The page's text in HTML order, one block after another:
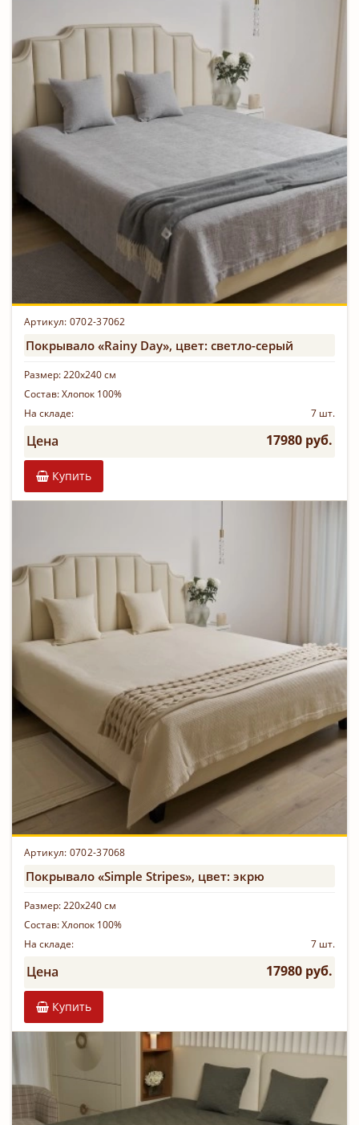
Артикул: 0702-37062
Покрывало «Rainy Day», цвет: светло-серый
Размер:220х240 см
Состав:Хлопок 100%
На складе:
7 шт.
Цена 17980 руб.
Купить
Артикул: 0702-37068
Покрывало «Simple Stripes», цвет: экрю
Размер:220х240 см
Состав:Хлопок 100%
На складе:
7 шт.
Цена 17980 руб.
Купить